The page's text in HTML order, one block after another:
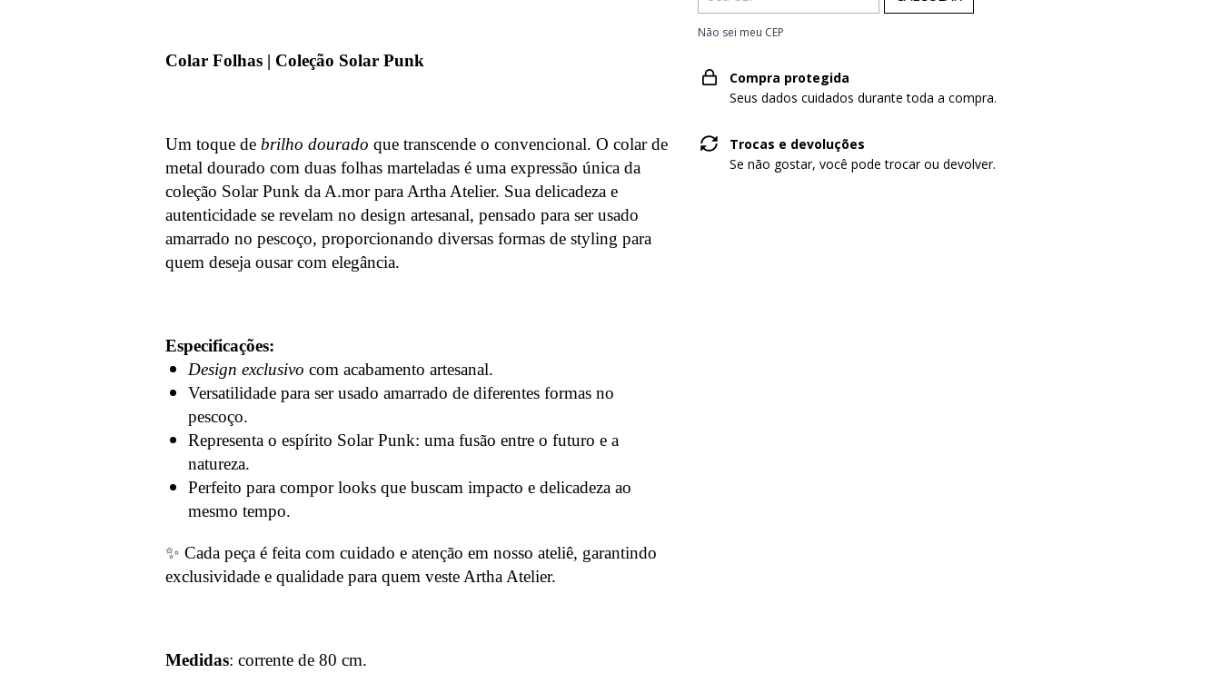
Colar Folhas | Coleção Solar Punk
Um toque de brilho dourado que transcende o convencional. O colar de
metal dourado com duas folhas marteladas é uma expressão única da
coleção Solar Punk da A.mor para Artha Atelier. Sua delicadeza e
autenticidade se revelam no design artesanal, pensado para ser usado
amarrado no pescoço, proporcionando diversas formas de styling para
quem deseja ousar com elegância.
Especificações:
Design exclusivo com acabamento artesanal.
Versatilidade para ser usado amarrado de diferentes formas no
pescoço.
Representa o espírito Solar Punk: uma fusão entre o futuro e a
natureza.
Perfeito para compor looks que buscam impacto e delicadeza ao
mesmo tempo.
✨ Cada peça é feita com cuidado e atenção em nosso ateliê, garantindo
exclusividade e qualidade para quem veste Artha Atelier.
Medidas: corrente de 80 cm.
Não sei meu CEP
Compra protegida
Seus dados cuidados durante toda a compra.
Trocas e devoluções
Se não gostar, você pode trocar ou devolver.